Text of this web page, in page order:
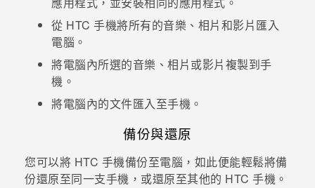
從 HTC 手機將所有的音樂、相片和影片匯入
電腦。
將電腦內所選的音樂、相片或影片複製到手
機。
將電腦內的文件匯入至手機。
備份與還原
您可以將 HTC 手機備份至電腦，如此便能輕鬆將備
份還原至同一支手機，或還原至其他的 HTC 手機。